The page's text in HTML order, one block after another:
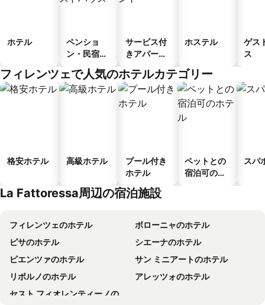
ホテル
ペンショ
ン・民宿・
ス
サービス付
きアパート
ホステル
ゲス
ス
フィレンツェで人気のホテルカテゴリー
格安ホテル 高級ホテル
プール付き
ホテル
ペットとの
宿泊可のホ
スパ
La Fattoressa周辺の宿泊施設
フィレンツェのホテル
ボローニャのホテル
ピサのホテル
シエーナのホテル
ピエンツァのホテル
サン ミニアートのホテル
リボルノのホテル
アレッツォのホテル
セスト フィオレンティーノのホテル